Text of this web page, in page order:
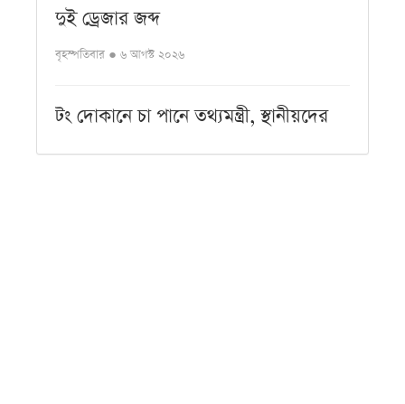
দুই ড্রেজার জব্দ
বৃহস্পতিবার ● ৬ আগস্ট ২০২৬
টং দোকানে চা পানে তথ্যমন্ত্রী, স্থানীয়দের
সঙ্গে কুশল বিনিময়